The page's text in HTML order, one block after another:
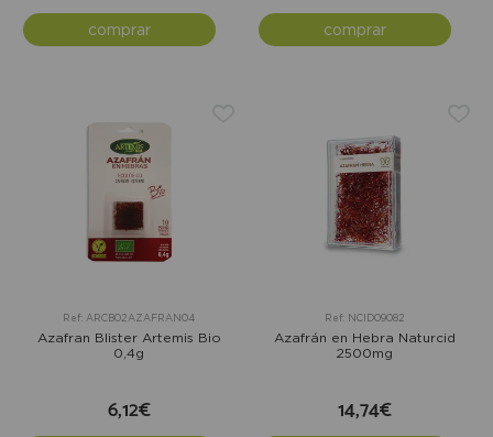
comprar comprar
Ref: ARCB02AZAFRAN04
Azafran Blister Artemis Bio
0,4g
6,12€
Ref: NCID09082
Azafrán en Hebra Naturcid
2500mg
14,74€